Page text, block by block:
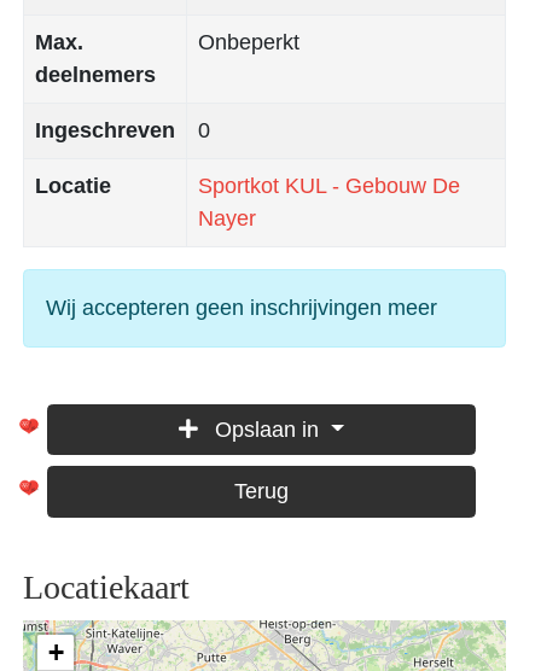
Max.
deelnemers
Onbeperkt
Ingeschreven 0
Locatie
Sportkot KUL - Gebouw De
Nayer
Wij accepteren geen inschrijvingen meer
Opslaan in
Terug
Locatiekaart
+